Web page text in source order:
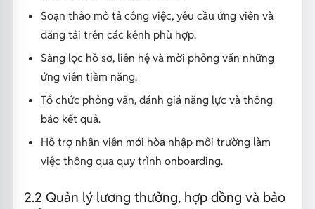
Soạn thảo mô tả công việc, yêu cầu ứng viên và
đăng tải trên các kênh phù hợp.
Sàng lọc hồ sơ, liên hệ và mời phỏng vấn những
ứng viên tiềm năng.
Tổ chức phỏng vấn, đánh giá năng lực và thông
báo kết quả.
Hỗ trợ nhân viên mới hòa nhập môi trường làm
việc thông qua quy trình onboarding.
2.2 Quản lý lương thưởng, hợp đồng và bảo